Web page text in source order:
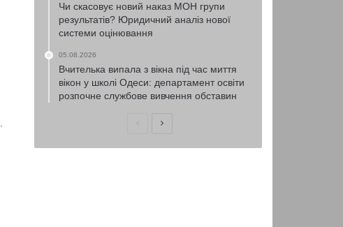
Чи скасовує новий наказ МОН групи
результатів? Юридичний аналіз нової
системи оцінювання
05.08.2026
Вчителька випала з вікна під час миття
вікон у школі Одеси: департамент освіти
розпочне службове вивчення обставин
ПопередняНаступна